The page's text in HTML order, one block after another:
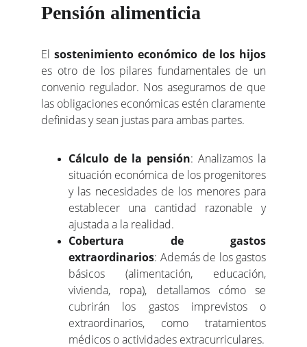
Pensión alimenticia
Elsostenimiento económico de los hijos
es otro de los pilares fundamentales de un
convenio regulador. Nos aseguramos de que
las obligaciones económicas estén claramente
definidas y sean justas para ambas partes.
Cálculo de la pensión: Analizamos la
situación económica de los progenitores
y las necesidades de los menores para
establecer una cantidad razonable y
ajustada a la realidad.
Cobertura de gastos
extraordinarios: Además de los gastos
básicos (alimentación, educación,
vivienda, ropa), detallamos cómo se
cubrirán los gastos imprevistos o
extraordinarios, como tratamientos
médicos o actividades extracurriculares.